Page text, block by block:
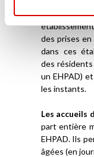
USLD
des prises en
dans ces
des
un EHPAD)
les instants.
Les accueils
part entière
EHPAD. Ils
âgées (en